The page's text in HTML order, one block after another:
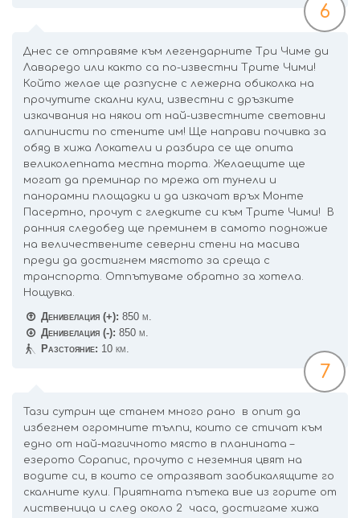
6
Днес се отправяме към легендарните Три Чиме ди
Лаваредо или както са по-известни Трите Чими!
Който желае ще разпусне с лежерна обиколка на
прочутите скални кули, известни с дръзките
изкачвания на някои от най-известните световни
алпинисти по стените им! Ще направи почивка за
обяд в хижа Локатели и разбира се ще опита
великолепната местна торта. Желаещите ще
могат да преминар по мрежа от тунели и
панорамни площадки и да изкачат връх Монте
Пасертно, прочут с гледките си към Трите Чими! В
ранния следобед ще преминем в самото подножие
на величествените северни стени на масива
преди да достигнем мястото за среща с
транспорта. Отпътуваме обратно за хотела.
Нощувка.
Денивелация (+): 850 м.
Денивелация (-): 850 м.
Разстояние: 10 км.
7
Тази сутрин ще станем много рано в опит да
избегнем огромните тълпи, които се стичат към
едно от най-магичното място в планината –
езерото Сорапис, прочуто с неземния цвят на
водите си, в които се отразяват заобикалящите го
скалните кули. Приятната пътека вие из горите от
лиственица и след около 2 часа, достигаме хижа